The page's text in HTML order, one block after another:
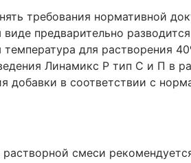
требования нормативной
предварительно
для растворения
Линамикс Р тип С и П в
добавки в соответствии с
смеси